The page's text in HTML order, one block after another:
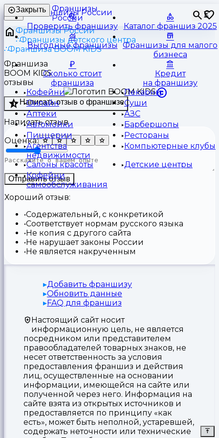
Франшизы
России
⏳
Закрыть
Проверить франшизу Каталог франшиз 2025
Выгодные франшизы
Франшизы для малого
бизнеса
Сколько стоит
франшиза
Кредит
на франшизу
Кофейни
Пекарни
Онлайн
Суши
Аптеки
АЗС
Автомойки
Барбершопы
Пиццерии
Рестораны
Агентства
недвижимости
Компьютерные клубы
Салоны красоты
Детские центры
Кофейни
самообслуживания
Франшизы России
Франшизы детского центра
Франшиза BOOM KIDS
Франшиза
BOOM KIDS
отзывы
Написать отзыв о франшизе
Написать отзыв
Оценка:
Отправить отзыв
Хороший отзыв:
Содержательный, с конкретикой
Соответствует нормам русского языка
Не копия с другого сайта
Не нарушает законы России
Не является накрученным
Добавить франшизу
Обновить данные
FAQ для франшиз
Настоящий сайт носит
информационную цель, не является
посредником или представителем
правообладателей товарных знаков, не
несет ответственность за условия
предоставления франшиз и действия
лиц, осуществленные на основании
информации, имеющейся на сайте или
полученной через него. Информация на
сайте взята из открытых источников и
предоставляется по принципу «как
есть», может быть неполной, устаревшей,
содержать неточности или технические